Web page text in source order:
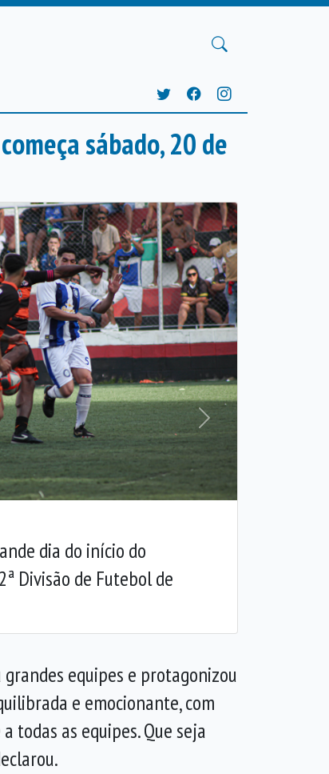
sábado, 20 de
dia do início do
Divisão de Futebol de
Próxima
equipes e protagonizou
e emocionante, com
todas as equipes. Que seja